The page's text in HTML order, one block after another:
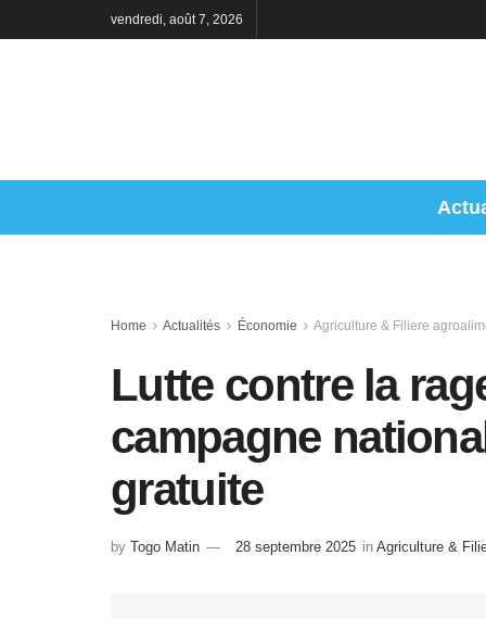
vendredi, août 7, 2026
Home Actualités Économie Agriculture & Filiere
Lutte contre la
campagne
gratuite
by Togo Matin 28 septembre 2025 in Agriculture &